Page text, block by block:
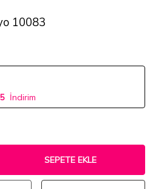
10083
İndirim
SEPETE EKLE